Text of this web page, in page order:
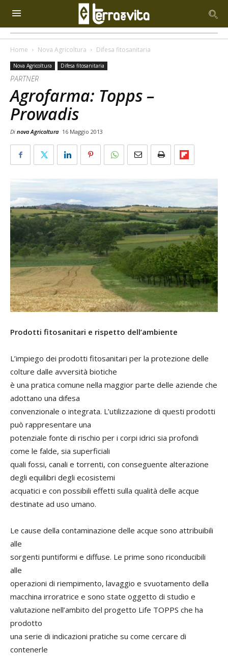
Home Nova Agricoltura Difesa fitosanitaria
Nova Agricoltura Difesa fitosanitaria
PARTNER
Agrofarma: Topps –
Prowadis
Di nova Agricoltura 16 Maggio 2013
Prodotti fitosanitari e rispetto dell’ambiente
L’impiego dei prodotti fitosanitari per la protezione delle
colture dalle avversità biotiche
è una pratica comune nella maggior parte delle aziende che
adottano una difesa
convenzionale o integrata. L’utilizzazione di questi prodotti
può rappresentare una
potenziale fonte di rischio per i corpi idrici sia profondi
come le falde, sia superficiali
quali fossi, canali e torrenti, con conseguente alterazione
degli equilibri degli ecosistemi
acquatici e con possibili effetti sulla qualità delle acque
destinate ad uso umano.
Le cause della contaminazione delle acque sono attribuibili
alle
sorgenti puntiformi e diffuse. Le prime sono riconducibili
alle
operazioni di riempimento, lavaggio e svuotamento della
macchina irroratrice e sono state oggetto di studio e
valutazione nell’ambito del progetto Life TOPPS che ha
prodotto
una serie di indicazioni pratiche su come cercare di
contenerle